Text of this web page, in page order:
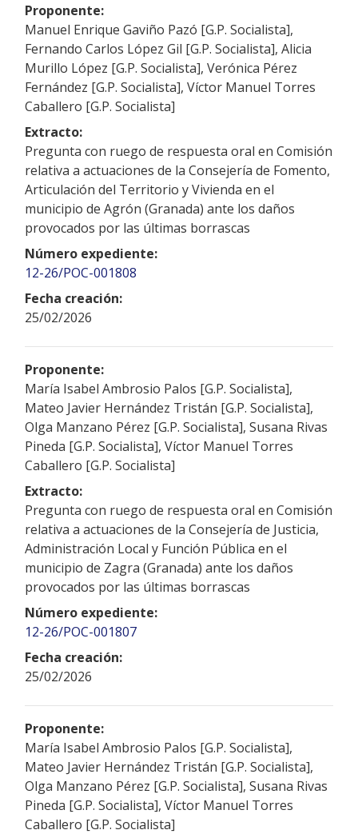
Proponente:
Manuel Enrique Gaviño Pazó [G.P. Socialista],
Fernando Carlos López Gil [G.P. Socialista], Alicia
Murillo López [G.P. Socialista], Verónica Pérez
Fernández [G.P. Socialista], Víctor Manuel Torres
Caballero [G.P. Socialista]
Extracto:
Pregunta con ruego de respuesta oral en Comisión
relativa a actuaciones de la Consejería de Fomento,
Articulación del Territorio y Vivienda en el
municipio de Agrón (Granada) ante los daños
provocados por las últimas borrascas
Número expediente:
12-26/POC-001808
Fecha creación:
25/02/2026
Proponente:
María Isabel Ambrosio Palos [G.P. Socialista],
Mateo Javier Hernández Tristán [G.P. Socialista],
Olga Manzano Pérez [G.P. Socialista], Susana Rivas
Pineda [G.P. Socialista], Víctor Manuel Torres
Caballero [G.P. Socialista]
Extracto:
Pregunta con ruego de respuesta oral en Comisión
relativa a actuaciones de la Consejería de Justicia,
Administración Local y Función Pública en el
municipio de Zagra (Granada) ante los daños
provocados por las últimas borrascas
Número expediente:
12-26/POC-001807
Fecha creación:
25/02/2026
Proponente:
María Isabel Ambrosio Palos [G.P. Socialista],
Mateo Javier Hernández Tristán [G.P. Socialista],
Olga Manzano Pérez [G.P. Socialista], Susana Rivas
Pineda [G.P. Socialista], Víctor Manuel Torres
Caballero [G.P. Socialista]